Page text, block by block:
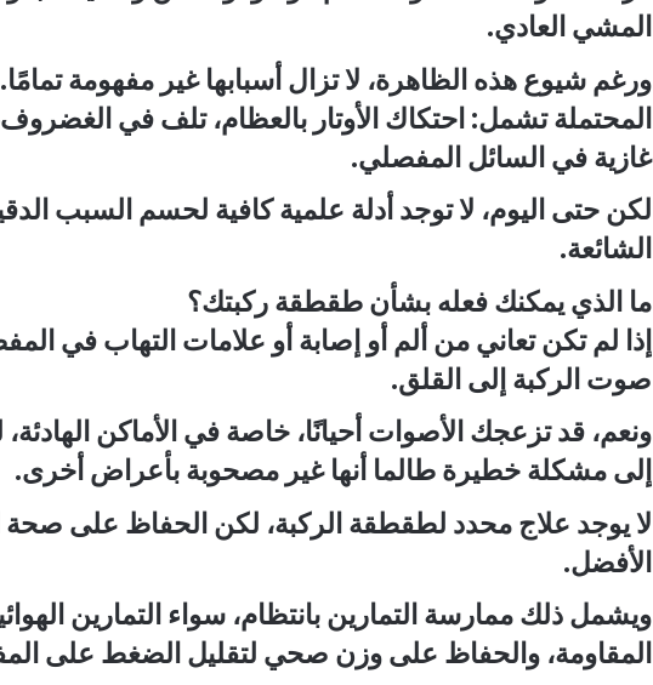
المشي العادي.
ورغم شيوع هذه الظاهرة، لا تزال أسبابها غير مفهومة
المحتملة تشمل: احتكاك الأوتار بالعظام، تلف في
غازية في السائل المفصلي.
لكن حتى اليوم، لا توجد أدلة علمية كافية لحسم السبب
الشائعة.
ما الذي يمكنك فعله بشأن طقطقة ركبتك؟
إذا لم تكن تعاني من ألم أو إصابة أو علامات التهاب في
صوت الركبة إلى القلق.
ونعم، قد تزعجك الأصوات أحيانًا، خاصة في الأماكن الهادئة،
إلى مشكلة خطيرة طالما أنها غير مصحوبة بأعراض أخرى.
لا يوجد علاج محدد لطقطقة الركبة، لكن الحفاظ على صحة
الأفضل.
ويشمل ذلك ممارسة التمارين بانتظام، سواء التمارين
المقاومة، والحفاظ على وزن صحي لتقليل الضغط على